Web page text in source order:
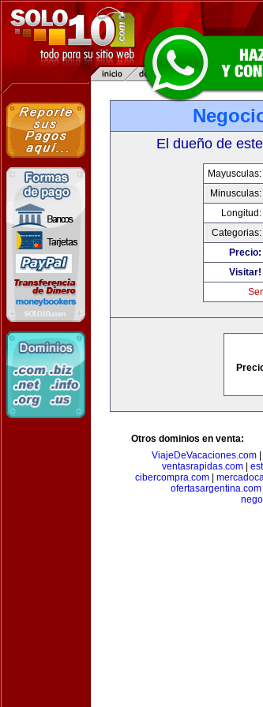
El dueño de
Mayusculas:
Minusculas:
Longitud:
Categorias:
Precio:
Visitar!
Otros dominios en venta:
ViajeDeVacaciones.com
ventasrapidas.com
cibercompra.com|
ofertasargentina.com|